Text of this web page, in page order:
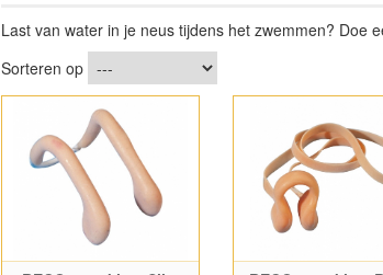
Last van water in je neus tijdens het zwemmen? Doe
Sorteren op